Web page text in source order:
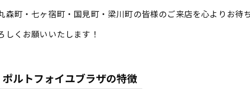
町・七ヶ宿町・国見町・梁川町の皆様のご来店を心よりお待
しくお願いいたします！
ルトフォイユブラザの特徴